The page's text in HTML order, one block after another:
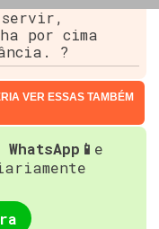
servir,
por cima
?
VER ESSAS TAMBÉM
WhatsApp📱 e